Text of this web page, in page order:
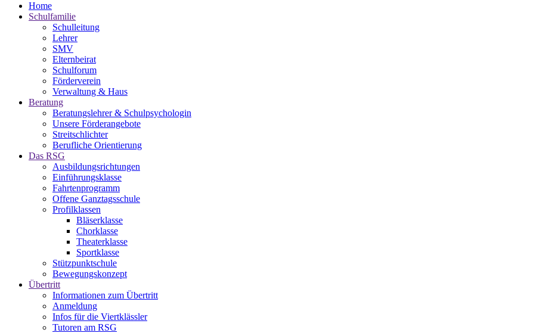
Home
Schulfamilie
Schulleitung
Lehrer
SMV
Elternbeirat
Schulforum
Förderverein
Verwaltung & Haus
Beratung
Beratungslehrer & Schulpsychologin
Unsere Förderangebote
Streitschlichter
Berufliche Orientierung
Das RSG
Ausbildungsrichtungen
Einführungsklasse
Fahrtenprogramm
Offene Ganztagsschule
Profilklassen
Bläserklasse
Chorklasse
Theaterklasse
Sportklasse
Stützpunktschule
Bewegungskonzept
Übertritt
Informationen zum Übertritt
Anmeldung
Infos für die Viertklässler
Tutoren am RSG